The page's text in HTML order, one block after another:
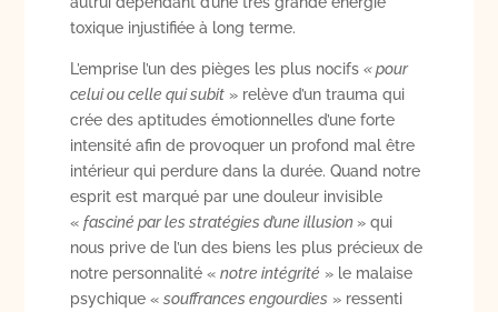
toxique injustifiée à long terme.
L’emprise l’un des pièges les plus nocifs« pour
celui ou celle qui subit » relève d’un trauma qui
crée des aptitudes émotionnelles d’une forte
intensité afin de provoquer un profond mal être
intérieur qui perdure dans la durée. Quand notre
esprit est marqué par une douleur invisible
«fasciné par les stratégies d’une illusion » qui
nous prive de l’un des biens les plus précieux de
notre personnalité «notre intégrité » le malaise
psychique «souffrances engourdies » ressenti